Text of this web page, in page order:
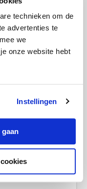
technieken om de
advertenties te
we
onze website hebt
Instellingen
wat moet ik